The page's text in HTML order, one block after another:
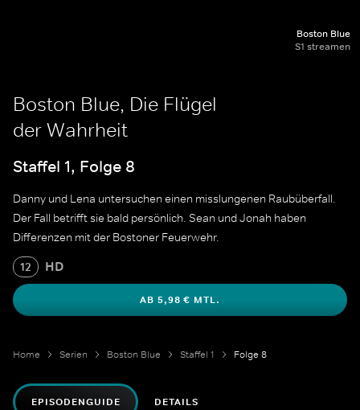
Boston Blue
S1 streamen
Boston Blue, Die Flügel
der Wahrheit
Staffel 1, Folge 8
Danny und Lena untersuchen einen misslungenen Raubüberfall.
Der Fall betrifft sie bald persönlich. Sean und Jonah haben
Differenzen mit der Bostoner Feuerwehr.
12 HD
AB 5,98 € MTL.
Home Serien Boston Blue Staffel 1 Folge 8
EPISODENGUIDE DETAILS